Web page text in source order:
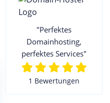
"Perfektes
Domainhosting,
perfektes Services"
1 Bewertungen